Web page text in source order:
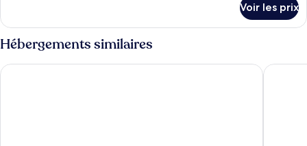
lits
jumeaux
le
type
de
chambre
Chambre
Voir les prix
Hébergements similaires
ibis Paris CDG Airport The